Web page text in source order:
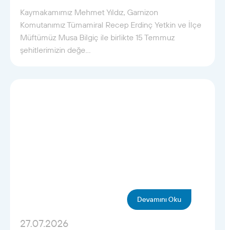
Kaymakamımız Mehmet Yıldız, Garnizon
Komutanımız Tümamiral Recep Erdinç Yetkin ve İlçe
Müftümüz Musa Bilgiç ile birlikte 15 Temmuz
şehitlerimizin değe...
Devamını Oku
27.07.2026